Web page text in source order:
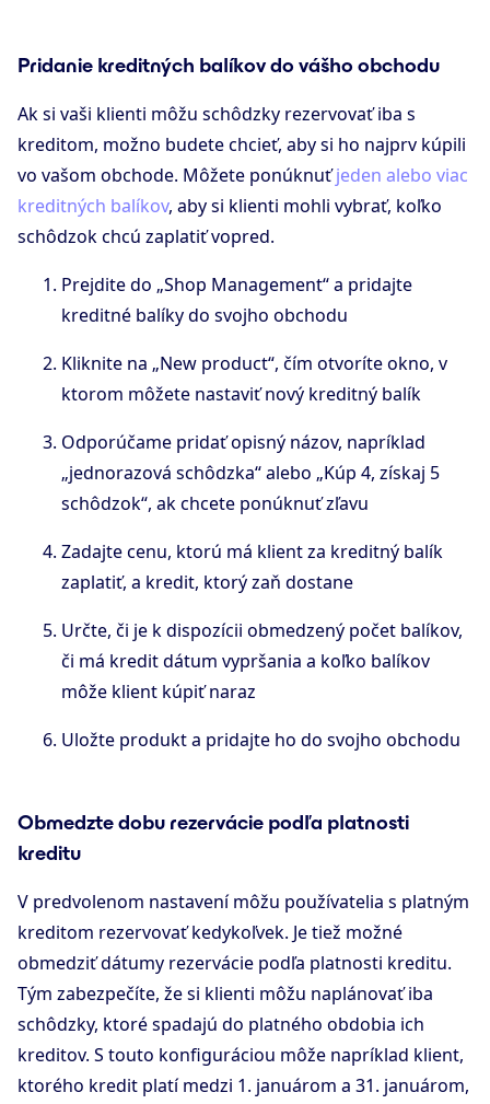
Pridanie kreditných balíkov do vášho obchodu
Ak si vaši klienti môžu schôdzky rezervovať iba s
kreditom, možno budete chcieť, aby si ho najprv kúpili
vo vašom obchode. Môžete ponúknuťjeden alebo viac
kreditných balíkov, aby si klienti mohli vybrať, koľko
schôdzok chcú zaplatiť vopred.
Prejdite do „Shop Management“ a pridajte
kreditné balíky do svojho obchodu
Kliknite na „New product“, čím otvoríte okno, v
ktorom môžete nastaviť nový kreditný balík
Odporúčame pridať opisný názov, napríklad
„jednorazová schôdzka“ alebo „Kúp 4, získaj 5
schôdzok“, ak chcete ponúknuť zľavu
Zadajte cenu, ktorú má klient za kreditný balík
zaplatiť, a kredit, ktorý zaň dostane
Určte, či je k dispozícii obmedzený počet balíkov,
či má kredit dátum vypršania a koľko balíkov
môže klient kúpiť naraz
Uložte produkt a pridajte ho do svojho obchodu
Obmedzte dobu rezervácie podľa platnosti
kreditu
V predvolenom nastavení môžu používatelia s platným
kreditom rezervovať kedykoľvek. Je tiež možné
obmedziť dátumy rezervácie podľa platnosti kreditu.
Tým zabezpečíte, že si klienti môžu naplánovať iba
schôdzky, ktoré spadajú do platného obdobia ich
kreditov. S touto konfiguráciou môže napríklad klient,
ktorého kredit platí medzi 1. januárom a 31. januárom,